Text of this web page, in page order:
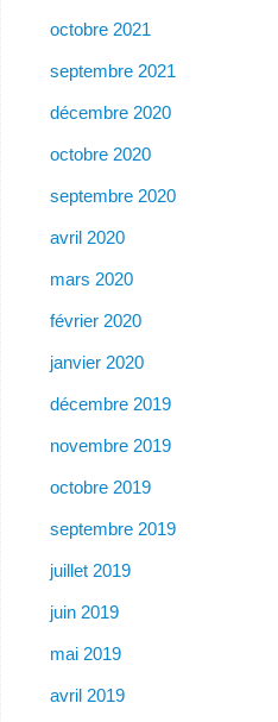
octobre 2021
septembre 2021
décembre 2020
octobre 2020
septembre 2020
avril 2020
mars 2020
février 2020
janvier 2020
décembre 2019
novembre 2019
octobre 2019
septembre 2019
juillet 2019
juin 2019
mai 2019
avril 2019